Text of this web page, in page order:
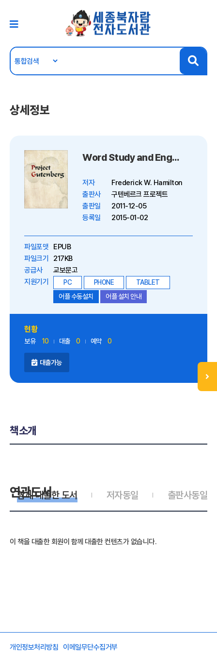
상세정보
Word Study and English Grammar
저자
Frederick W. Hamilton
출판사
구텐베르크 프로젝트
출판일
2011-12-05
등록일
2015-01-02
파일포맷
EPUB
파일크기
217KB
공급사
교보문고
지원기기
PC PHONE
TABLET
어플 수동설치
어플 설치 안내
현황
보유 10 대출 0 예약 0
대출가능
책소개
연관도서 출판사동일
저자동일
함께 대출한 도서
이 책을 대출한 회원이 함께 대출한 컨텐츠가 없습니다.
개인정보처리방침 이메일무단수집거부